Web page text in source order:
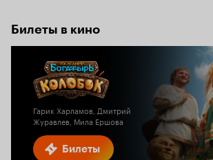
Билеты в кино
Билеты
Гарик Харламов, Дмитрий
Журавлев, Мила Ершова